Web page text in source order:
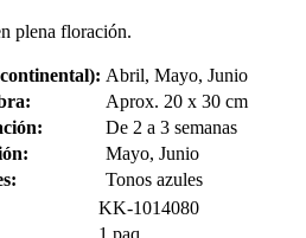
plena floración.
Abril, Mayo, Junio
Aprox. 20 x 30 cm
De 2 a 3 semanas
Mayo, Junio
Tonos azules
KK-1014080
1 paq.